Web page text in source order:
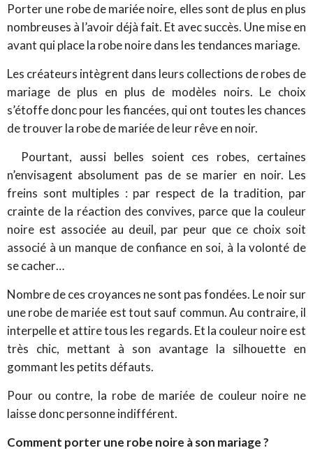
Porter une robe de mariée noire, elles sont de plus en plus
nombreuses à l’avoir déjà fait. Et avec succès. Une mise en
avant qui place la robe noire dans les tendances mariage.
Les créateurs intègrent dans leurs collections de robes de
mariage de plus en plus de modèles noirs. Le choix
s’étoffe donc pour les fiancées, qui ont toutes les chances
de trouver la robe de mariée de leur rêve en noir.
Pourtant, aussi belles soient ces robes, certaines
n’envisagent absolument pas de se marier en noir. Les
freins sont multiples : par respect de la tradition, par
crainte de la réaction des convives, parce que la couleur
noire est associée au deuil, par peur que ce choix soit
associé à un manque de confiance en soi, à la volonté de
se cacher…
Nombre de ces croyances ne sont pas fondées. Le noir sur
une robe de mariée est tout sauf commun. Au contraire, il
interpelle et attire tous les regards. Et la couleur noire est
très chic, mettant à son avantage la silhouette en
gommant les petits défauts.
Pour ou contre, la robe de mariée de couleur noire ne
laisse donc personne indifférent.
Comment porter une robe noire à son mariage ?